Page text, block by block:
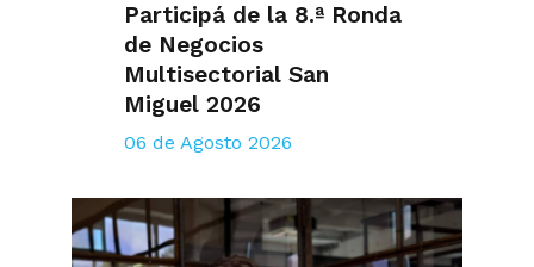
Participá de la 8.ª Ronda
de Negocios
Multisectorial San
Miguel 2026
06 de Agosto 2026